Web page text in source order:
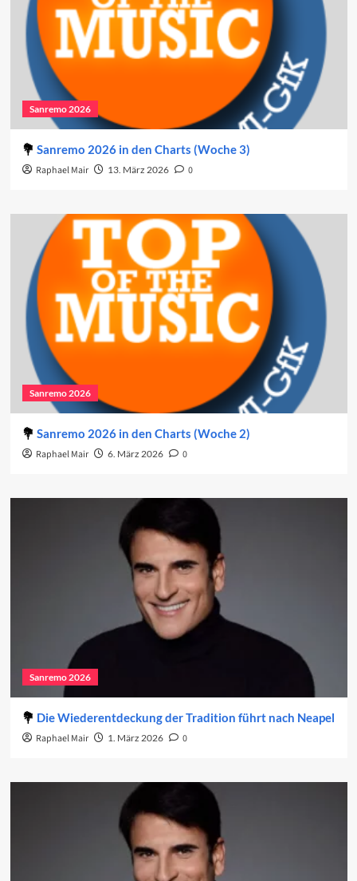
Sanremo 2026
Sanremo 2026 in den Charts (Woche 3)
Raphael Mair 13. März 2026 0
Sanremo 2026
Sanremo 2026 in den Charts (Woche 2)
Raphael Mair 6. März 2026 0
Sanremo 2026
Die Wiederentdeckung der Tradition führt nach Neapel
Raphael Mair 1. März 2026 0